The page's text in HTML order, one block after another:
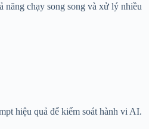
chạy song song và xử lý nhiều
hiệu quả để kiểm soát hành vi AI.